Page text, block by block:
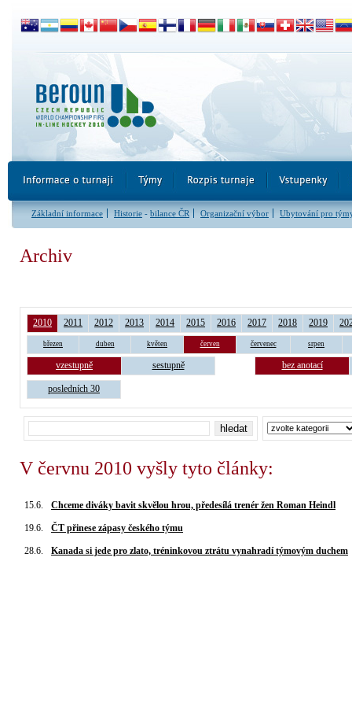
Základní informace Historie - bilance ČR Organizační výbor Ubytování pro
Archiv
2010 2011 2012 2013 2014 2015 2016 2017 2018 2019
březen duben květen červen červenec srpen
vzestupně sestupně bez anotací
posledních 30
V červnu 2010 vyšly tyto články:
15.6. Chceme diváky bavit skvělou hrou, předesílá trenér žen Roman Heindl
19.6. ČT přinese zápasy českého týmu
28.6. Kanada si jede pro zlato, tréninkovou ztrátu vynahradí týmovým duchem